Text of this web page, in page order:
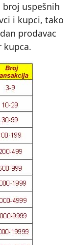
broj uspešnih
i kupci, tako
prodavac
kupca.